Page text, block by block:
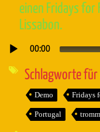
einen Fridays for
Lissabon.
Audio-
00:00
Schlagworte für
Demo Fridays
Portugal